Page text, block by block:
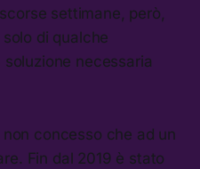
settimane, però,
di qualche
necessaria
concesso che ad un
Fin dal 2019 è stato